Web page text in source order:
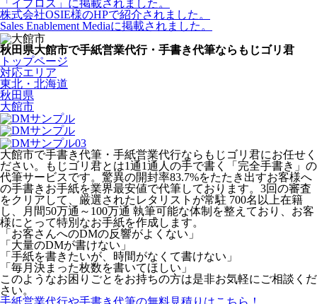
「イプロス」に掲載されました。
株式会社OSIE様のHPで紹介されました。
Sales Enablement Mediaに掲載されました。
秋田県大館市で手紙営業代行・手書き代筆ならもじゴリ君
トップページ
対応エリア
東北・北海道
秋田県
大館市
大館市で手書き代筆・手紙営業代行ならもじゴリ君にお任せく
ださい。もじゴリ君とは1通1通人の手で書く「完全手書き」の
代筆サービスです。驚異の開封率83.7%をたたき出すお客様へ
の手書きお手紙を業界最安値で代筆しております。3回の審査
をクリアして、厳選されたレタリストが常駐 700名以上在籍
し、月間50万通～100万通 執筆可能な体制を整えており、お客
様にとって特別なお手紙を作成します。
「お客さんへのDMの反響がよくない」
「大量のDMが書けない」
「手紙を書きたいが、時間がなくて書けない」
「毎月決まった枚数を書いてほしい」
このようなお困りごとをお持ちの方は是非お気軽にご相談くだ
さい。
手紙営業代行や手書き代筆の無料見積りはこちら！